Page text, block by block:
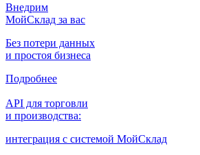
Внедрим
МойСклад за вас
Без потери данных
и простоя бизнеса
Подробнее
API для торговли
и производства:
интеграция с системой МойСклад